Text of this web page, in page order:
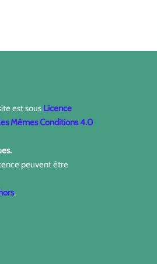
est sous Licence
Mêmes Conditions 4.0
peuvent être
.